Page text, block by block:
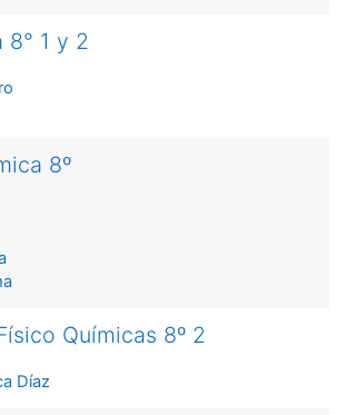
8° 1 y 2
8º
Químicas 8º 2
Díaz